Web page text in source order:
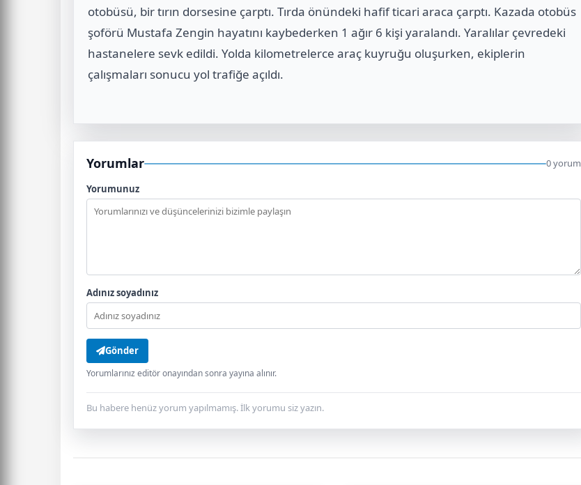
otobüsü, bir tırın dorsesine çarptı. Tırda önündeki hafif ticari araca çarptı. Kazada otobüs
şoförü Mustafa Zengin hayatını kaybederken 1 ağır 6 kişi yaralandı. Yaralılar çevredeki
hastanelere sevk edildi. Yolda kilometrelerce araç kuyruğu oluşurken, ekiplerin
çalışmaları sonucu yol trafiğe açıldı.
Yorumlar 0 yorum
Yorumunuz
Adınız soyadınız
Gönder
Yorumlarınız editör onayından sonra yayına alınır.
Bu habere henüz yorum yapılmamış. İlk yorumu siz yazın.